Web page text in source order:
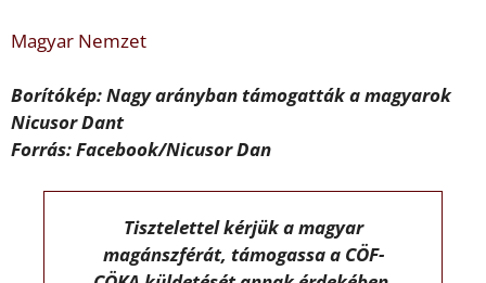
Magyar Nemzet
Borítókép: Nagy arányban támogatták a magyarok
Nicusor Dant
Forrás: Facebook/Nicusor Dan
Tisztelettel kérjük a magyar
magánszférát, támogassa a CÖF-